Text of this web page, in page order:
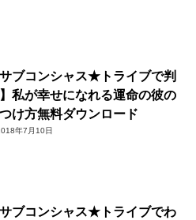
サブコンシャス★トライブで判
私が幸せになれる運命の彼の
け方無料ダウンロード
年7月10日
サブコンシャス★トライブでわ